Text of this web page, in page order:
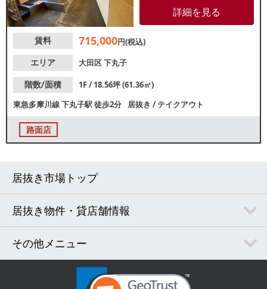
にお問合せください。
詳細を見る
賃料 715,000円(税込)
エリア
大田区下丸子
階数/面積
1F / 18.56坪 (61.36㎡)
東急多摩川線下丸子駅徒歩2分 居抜き /テイクアウト
路面店
居抜き市場トップ
居抜き物件・貸店舗情報
その他メニュー